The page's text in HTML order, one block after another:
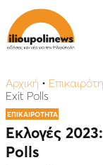
Αρχική •
Εxit Polls
ΕΠΙΚΑΙΡΟΤΗΤΑ
Εκλογές
Polls